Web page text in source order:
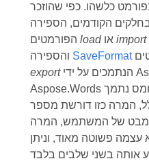
כלשהו. כפי שהוזכר
load או importהנתמכים על ידי Aspose.Words,
SaveFormat
exportהנתמכים על ידי Aspose.Words. לפיכך,
Aspose.Words יכול להמיר מסמך מכל פורמט עומס נתמך
המרה כזו דורשת מספר
המבט של המשתמש, המרה
פשוטה מאוד, וניתן